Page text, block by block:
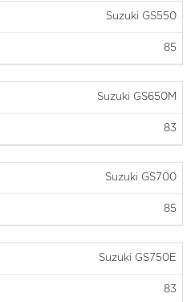
Suzuki GS550
85
Suzuki GS650M
83
Suzuki GS700
85
Suzuki GS750E
83